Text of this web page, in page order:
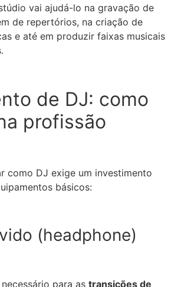
vai ajudá-lo na gravação de
de repertórios, na criação de
e até em produzir faixas musicais
de DJ: como
profissão
como DJ exige um investimento
básicos:
(headphone)
para as transições de